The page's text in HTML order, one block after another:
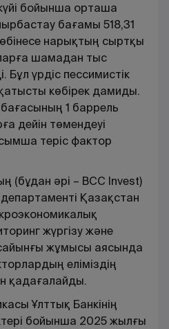
бойынша орташа
бағамы 518,31
нарықтың сыртқы
шамадан тыс
Бұл үрдіс пессимистік
көбірек дамиды.
1 баррель
дейін төмендеуі
теріс фактор
(бұдан әрі – BCC Invest)
Қазақстан
жүргізу және
жұмысы аясында
еліміздің
қадағалайды.
Ұлттық Банкінің
бойынша 2025 жылғы